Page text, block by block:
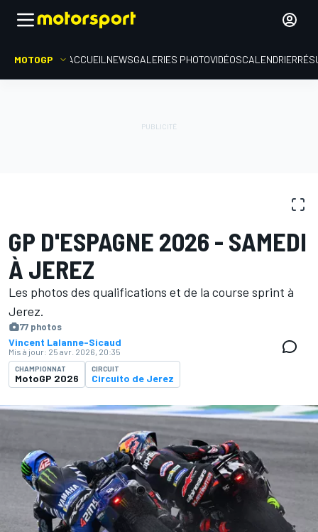
MOTOGP ACCUEIL NEWSGALERIES PHOTOVIDÉOSCALENDRIER
GP D'ESPAGNE 2026 - SAMEDI
À JEREZ
Les photos des qualifications et de la course sprint à
Jerez.
77 photos
Vincent Lalanne-Sicaud
Mis à jour: 25 avr. 2026, 20:35
CHAMPIONNAT
MotoGP 2026
CIRCUIT
Circuito de Jerez